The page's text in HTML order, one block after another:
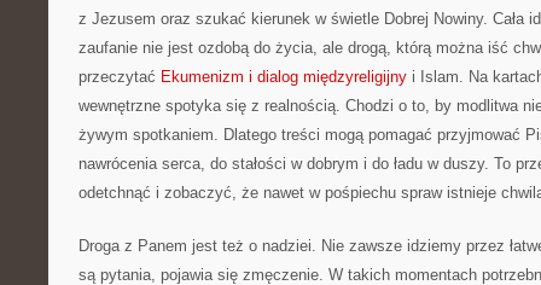
z Jezusem oraz szukać kierunek w świetle Dobrej Nowiny. Cała
zaufanie nie jest ozdobą do życia, ale drogą, którą można iść
przeczytać Ekumenizm i dialog międzyreligijny i Islam. Na
wewnętrzne spotyka się z realnością. Chodzi o to, by modlitwa
żywym spotkaniem. Dlatego treści mogą pomagać przyjmować
nawrócenia serca, do stałości w dobrym i do ładu w duszy. To
odetchnąć i zobaczyć, że nawet w pośpiechu spraw istnieje
Droga z Panem jest też o nadziei. Nie zawsze idziemy przez
są pytania, pojawia się zmęczenie. W takich momentach